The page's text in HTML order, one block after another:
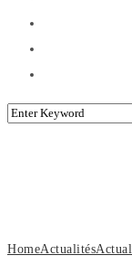
HomeActualités